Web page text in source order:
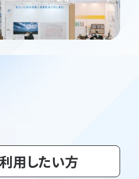
用したい方